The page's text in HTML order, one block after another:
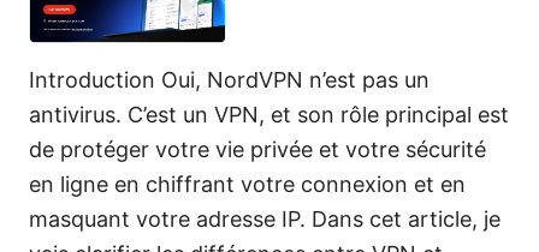
Introduction Oui, NordVPN n’est pas un
antivirus. C’est un VPN, et son rôle principal est
de protéger votre vie privée et votre sécurité
en ligne en chiffrant votre connexion et en
masquant votre adresse IP. Dans cet article, je